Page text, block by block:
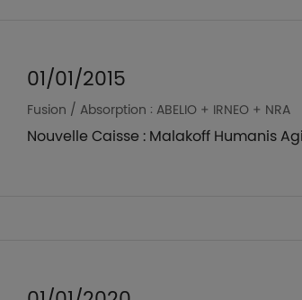
01/01/2015
Fusion / Absorption : ABELIO + IRNEO + NRA
Nouvelle Caisse : Malakoff Humanis